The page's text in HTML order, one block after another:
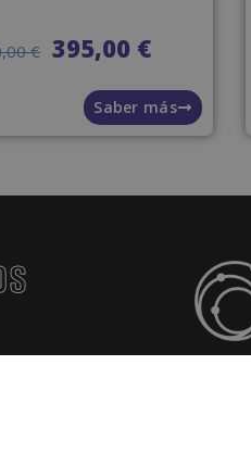
€ 395,00 €
Saber más